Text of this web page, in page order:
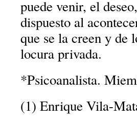
puede venir, el
dispuesto al
que se la creen y de
locura privada.
*Psicoanalista.
(1) Enrique Vila-